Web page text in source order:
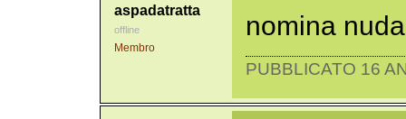
aspadatratta
offline
Membro
nomina
PUBBLICATO 16